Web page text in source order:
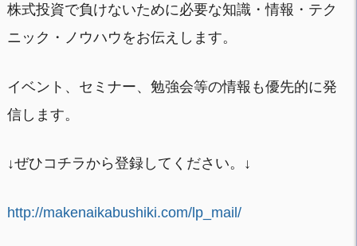
株式投資で負けないために必要な知識・情報・テク
ニック・ノウハウをお伝えします。
イベント、セミナー、勉強会等の情報も優先的に発
信します。
↓ぜひコチラから登録してください。↓
http://makenaikabushiki.com/lp_mail/